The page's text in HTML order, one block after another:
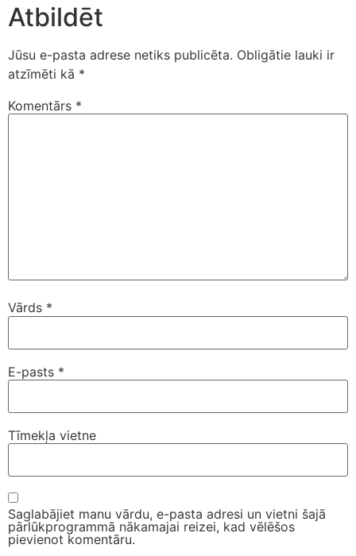
Atbildēt
Jūsu e-pasta adrese netiks publicēta. Obligātie lauki ir
atzīmēti kā *
Komentārs *
Vārds *
E-pasts *
Tīmekļa vietne
Saglabājiet manu vārdu, e-pasta adresi un vietni šajā
pārlūkprogrammā nākamajai reizei, kad vēlēšos
pievienot komentāru.